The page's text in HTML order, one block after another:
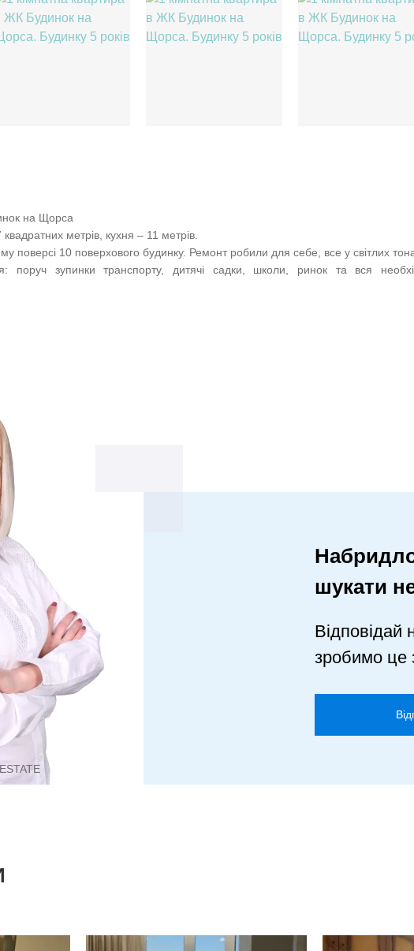
на Щорса
метрів, кухня – 11 метрів.
поверсі 10 поверхового будинку. Ремонт робили для себе, все у світлих
поруч зупинки транспорту, дитячі садки, школи, ринок та вся
шукати
Відповідай
зробимо це